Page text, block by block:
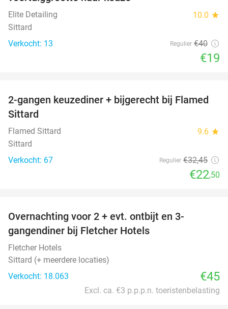
Elite Detailing 10.0 star
Sittard
Verkocht: 13
Regulier €40
€19
31%
2-gangen keuzediner + bijgerecht bij Flamed
Sittard
Flamed Sittard 9.6 star
Sittard
Verkocht: 67
Regulier €32,45
€22,50
Overnachting voor 2 + evt. ontbijt en 3-
gangendiner bij Fletcher Hotels
Fletcher Hotels
Sittard (+ meerdere locaties)
Verkocht: 18.063
€45
Excl. ca. €3 p.p.p.n. toeristenbelasting